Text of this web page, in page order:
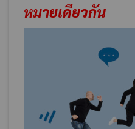
หมายเดียวกัน